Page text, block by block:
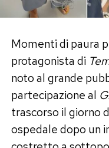
avrebbero
continuare
errori. Ora,
contatto.
Un anno
«Dovevo
Momenti di paura
protagonista di
noto al grande
partecipazione al
trascorso il giorno
ospedale dopo un